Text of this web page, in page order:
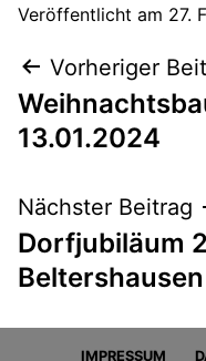
Veröffentlicht am 27.
Vorheriger
13.01.2024
Nächster Beitrag
Dorfjubiläum
IMPRESSUM